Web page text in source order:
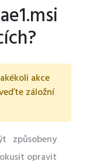
akce
záložní
způsobeny
opravit